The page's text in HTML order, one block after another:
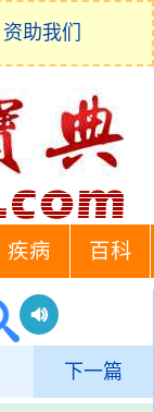
资助我们
疾病 百科
下一篇